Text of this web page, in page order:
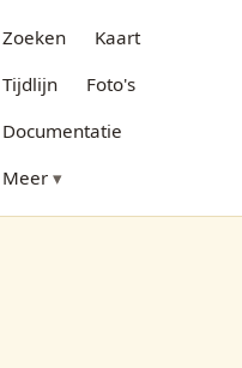
Zoeken
Kaart
Tijdlijn
Foto's
Documentatie
Meer